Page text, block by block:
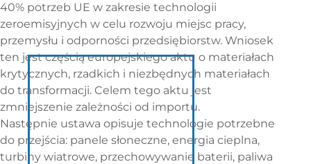
40% potrzeb UE w zakresie technologii
zeroemisyjnych w celu rozwoju miejsc pracy,
przemysłu i odporności przedsiębiorstw. Wniosek
ten jest częścią europejskiego aktu o materiałach
krytycznych, rzadkich i niezbędnych materiałach
do transformacji. Celem tego aktu jest
zmniejszenie zależności od importu.
Następnie ustawa opisuje technologie potrzebne
do przejścia: panele słoneczne, energia cieplna,
turbiny wiatrowe, przechowywanie baterii, paliwa